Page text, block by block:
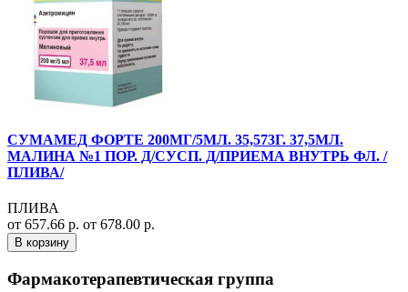
СУМАМЕД ФОРТЕ 200МГ/5МЛ. 35,573Г. 37,5МЛ.
МАЛИНА №1 ПОР. Д/СУСП. Д/ПРИЕМА ВНУТРЬ ФЛ. /
ПЛИВА/
ПЛИВА
от 657.66 р. от 678.00 р.
В корзину
Фармакотерапевтическая группа